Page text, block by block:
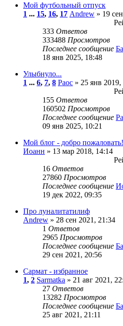
Мой футбольный отпуск
1 ... 15, 16, 17 Andrew » 19
333 Ответов
333488 Просмотров
Последнее сообщение
18 янв 2025, 18:48
Улыбнуло...
1 ... 6, 7, 8 Раос » 25 янв 2019,
155 Ответов
160502 Просмотров
Последнее сообщение
09 янв 2025, 10:21
Мой блог - добро пожаловать!
Иоанн » 13 мар 2018, 14:14
16 Ответов
27860 Просмотров
Последнее сообщение
19 дек 2022, 09:35
Про луналитатилиф
Andrew » 28 сен 2021, 21:34
1 Ответов
2965 Просмотров
Последнее сообщение
29 сен 2021, 20:56
Сармат - избранное
1, 2 Sarmatka » 21 авг 2021,
27 Ответов
13282 Просмотров
Последнее сообщение
25 авг 2021, 21:11